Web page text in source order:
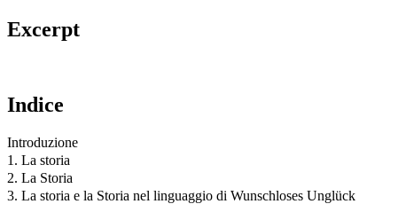
Excerpt
Indice
Introduzione
1. La storia
2. La Storia
3. La storia e la Storia nel linguaggio di Wunschloses Unglück